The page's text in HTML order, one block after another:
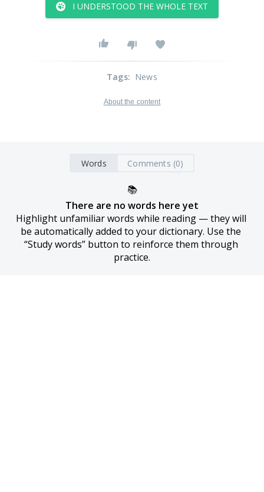
I UNDERSTOOD THE WHOLE TEXT
Tags: News
About the content
Words Comments (0)
📚
There are no words here yet
Highlight unfamiliar words while reading — they will
be automatically added to your dictionary. Use the
“Study words” button to reinforce them through
practice.